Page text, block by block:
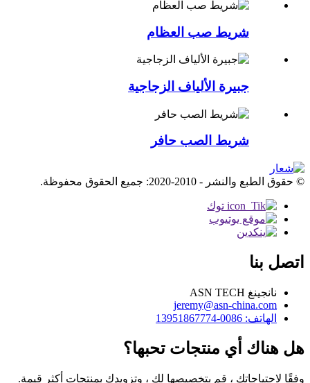
شريط صب العظام
جبيرة الألياف الزجاجية
شريط الصب حافر
© حقوق الطبع والنشر - 2010-2020: جميع الحقوق محفوظة.
اتصل بنا
نانجينغ ASN TECH
jeremy@asn-china.com
الهاتف: 0086-13951867774
هل هناك أي منتجات تحبها؟
وفقًا لاحتياجاتك ، قم بتخصيصها لك ، وتزويدك بمنتجات أكثر قيمة.